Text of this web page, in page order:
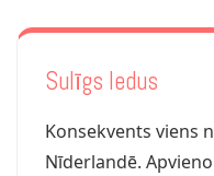
Sulīgs ledus
Konsekvents viens
Nīderlandē.